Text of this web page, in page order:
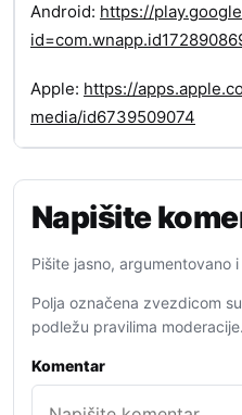
Android: https://
Apple: https://
media/id6739509074
Napišite
Pišite jasno, argumentovano
Polja označena zvezdicom
podležu pravilima moderacije.
Komentar